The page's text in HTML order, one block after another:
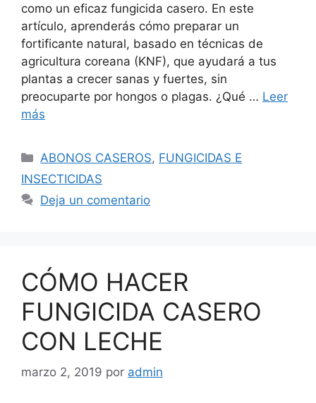
como un eficaz fungicida casero. En este
artículo, aprenderás cómo preparar un
fortificante natural, basado en técnicas de
agricultura coreana (KNF), que ayudará a tus
plantas a crecer sanas y fuertes, sin
preocuparte por hongos o plagas. ¿Qué … Leer
más
Categorías
ABONOS CASEROS, FUNGICIDAS E
INSECTICIDAS
Deja un comentario
CÓMO HACER
FUNGICIDA CASERO
CON LECHE
marzo 2, 2019 por admin